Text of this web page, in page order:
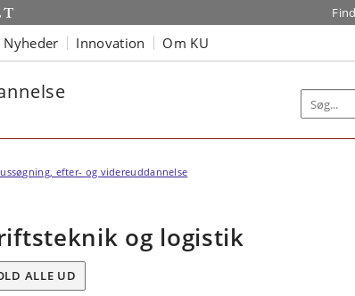
Nyheder Innovation Om KU
efter- og videreuddannelse
og logistik
ALLE UD